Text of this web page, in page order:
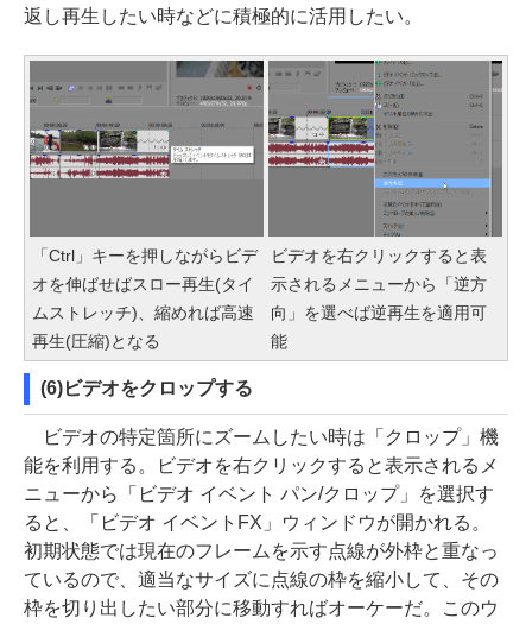
返し再生したい時などに積極的に活用したい。
「Ctrl」キーを押しながらビデ
オを伸ばせばスロー再生(タイ
ムストレッチ)、縮めれば高速
再生(圧縮)となる
ビデオを右クリックすると表
示されるメニューから「逆方
向」を選べば逆再生を適用可
能
(6)ビデオをクロップする
ビデオの特定箇所にズームしたい時は「クロップ」機
能を利用する。ビデオを右クリックすると表示されるメ
ニューから「ビデオ イベント パン/クロップ」を選択す
ると、「ビデオ イベントFX」ウィンドウが開かれる。
初期状態では現在のフレームを示す点線が外枠と重なっ
ているので、適当なサイズに点線の枠を縮小して、その
枠を切り出したい部分に移動すればオーケーだ。このウ